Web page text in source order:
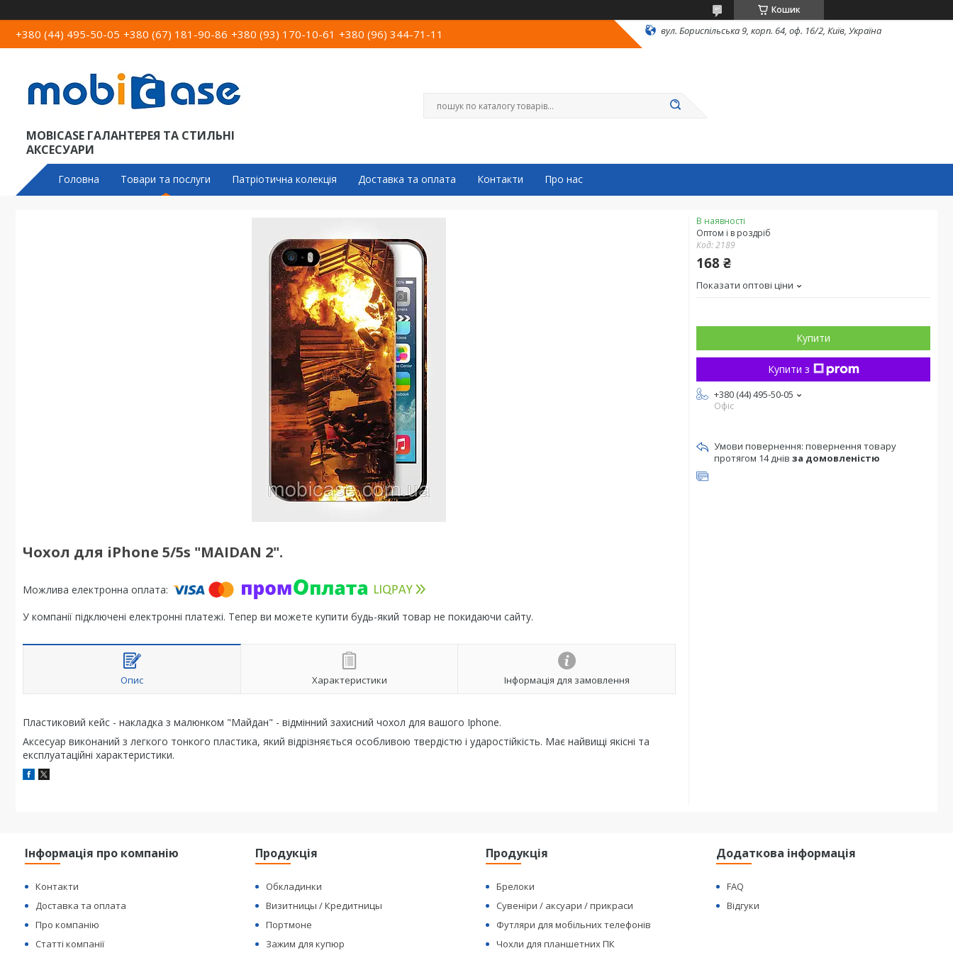
Кошик
+380 (44) 495-50-05 +380 (67) 181-90-86 +380 (93) 170-10-61 +380 (96) 344-71-11 вул. Бориспільська 9, корп. 64, оф. 16/2, Київ, Україна
MOBICASE ГАЛАНТЕРЕЯ ТА СТИЛЬНІ
АКСЕСУАРИ
Головна Товари та послуги Патріотична колекція Доставка та оплата Контакти Про нас
Чохол для iPhone 5/5s "MAIDAN 2".
У компанії підключені електронні платежі. Тепер ви можете купити будь-який товар не покидаючи сайту.
Опис Характеристики Інформація для замовлення
Пластиковий кейс - накладка з малюнком "Майдан" - відмінний захисний чохол для вашого Iphone.
Аксесуар виконаний з легкого тонкого пластика, який відрізняється особливою твердістю і ударостійкість. Має найвищі якісні та
експлуатаційні характеристики.
В наявності
Оптом і в роздріб
Код:2189
168 ₴
Показати оптові ціни
Купити
Купити з
+380 (44) 495-50-05
Офіс
повернення товару
протягом 14 днів за домовленістю
Інформація про компанію
Контакти
Доставка та оплата
Про компанію
Статті компанії
Продукція
Обкладинки
Визитницы / Кредитницы
Портмоне
Зажим для купюр
Продукція
Брелоки
Сувеніри / аксуари / прикраси
Футляри для мобільних телефонів
Чохли для планшетних ПК
Додаткова інформація
FAQ
Відгуки